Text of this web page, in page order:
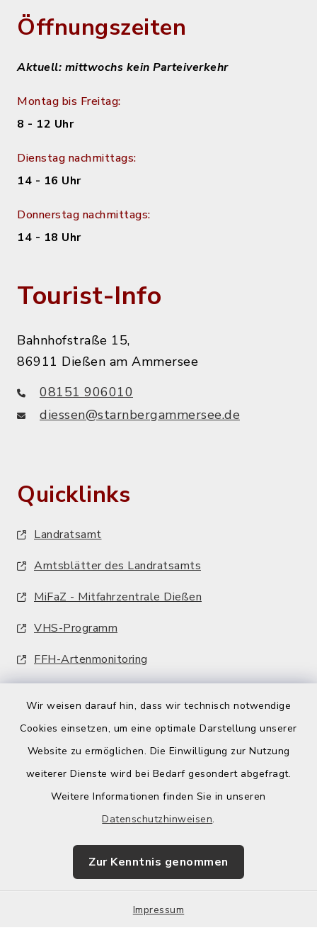
Wir weisen darauf hin, dass wir technisch notwendige
Cookies einsetzen, um eine optimale Darstellung unserer
Website zu ermöglichen. Die Einwilligung zur Nutzung
weiterer Dienste wird bei Bedarf gesondert abgefragt.
Weitere Informationen finden Sie in unseren
Datenschutzhinweisen.
Zur Kenntnis genommen
Impressum
Öffnungszeiten
Aktuell: mittwochs kein Parteiverkehr
Montag bis Freitag:
8 - 12 Uhr
Dienstag nachmittags:
14 - 16 Uhr
Donnerstag nachmittags:
14 - 18 Uhr
Tourist-Info
Bahnhofstraße 15,
86911 Dießen am Ammersee
08151 906010
diessen@starnbergammersee.de
Quicklinks
Landratsamt
Amtsblätter des Landratsamts
MiFaZ - Mitfahrzentrale Dießen
VHS-Programm
FFH-Artenmonitoring
Barrierefreiheit
Impressum
Sitemap